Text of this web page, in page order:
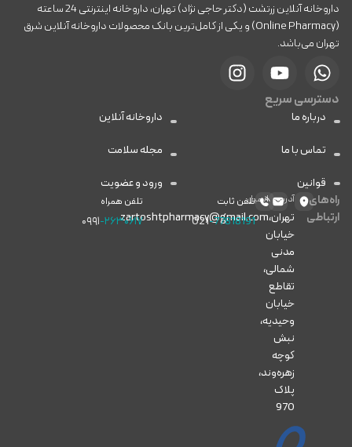
داروخانه آنلاین زرتشت (دکتر حاجی نژاد) تهران، داروخانه اینترنتی 24 ساعته
(Online Pharmacy) و یکی از کامل‌ترین بانک محصولات داروخانه آنلاین شرق
تهران می‌باشد.
دسترسی سریع
درباره ما
تماس با ما
قوانین
داروخانه آنلاین
مجله سلامت
ورود و عضویت
راه‌های
ارتباطی
آدرس
تهران،
خیابان
مدنی
شمالی،
تقاطع
خیابان
وحیدیه،
نبش
کوچه
زهره‌وند،
پلاک
970
ایمیل
zartoshtpharmacy@gmail.com
تلفن ثابت
021-77818191
تلفن همراه
۰۹۹۱-۲۶۳۰۶۱۷